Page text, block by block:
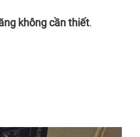
không cần thiết.